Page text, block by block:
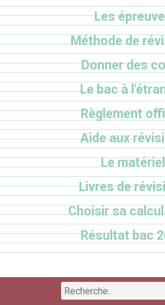
Les
Méthode de
Donner des
Le bac à
Règlement
Aide aux
Le matériel
Livres de
Choisir sa
Résultat bac